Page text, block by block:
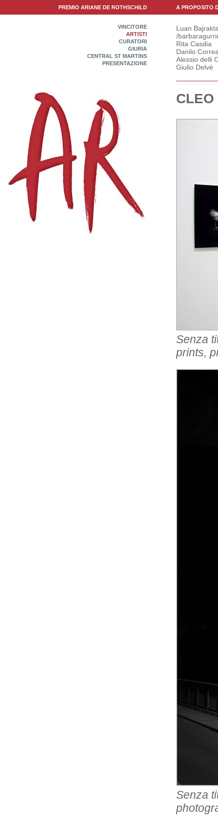
PREMIO ARIANE DE ROTHSCHILD A PROPOSITO
VINCITORE
ARTISTI
CURATORI
GIURIA
CENTRAL ST MARTINS
PRESENTAZIONE
Luan
/
Rita Casdia
Danilo
Alessio delli
Giulio Delvè
CLEO
Senza
prints,
Senza